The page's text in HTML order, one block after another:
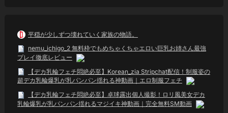
平穏が少しずつ壊れていく家族の物語。
nemu_ichigo_2 無料枠でもめちゃくちゃエロい巨乳お姉さん最強
プレイ徹底レビュー
【デカ乳輪フェチ悶絶必至】Korean_zia Stripchat配信！制服姿の
超デカ乳輪爆乳が乳パンパン揺れる神動画｜エロ制服フェチ
【デカ乳輪フェチ悶絶必至】卓球露出個人撮影！ロリ風美女デカ
乳輪爆乳が乳パンパン揺れるマジイキ神動画｜完全無料SM動画